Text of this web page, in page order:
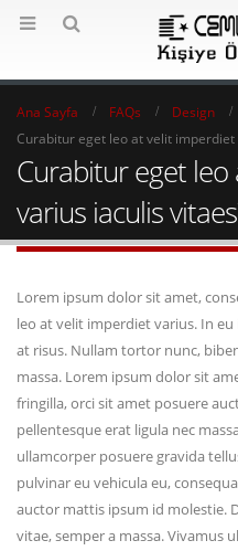
Ana Sayfa FAQs
Design
Curabitur eget leo at velit imperdiet
Curabitur eget
varius iaculis
Lorem ipsum dolor sit amet,
leo at velit imperdiet varius. In
at risus. Nullam tortor nunc,
massa. Lorem ipsum dolor sit
fringilla, orci sit amet posuere
pellentesque erat ligula nec
ullamcorper posuere gravida
pulvinar eu vehicula eu,
auctor mattis ipsum id molestie.
vitae, semper a massa. Vivamus